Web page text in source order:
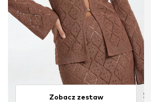
Zobacz zestaw